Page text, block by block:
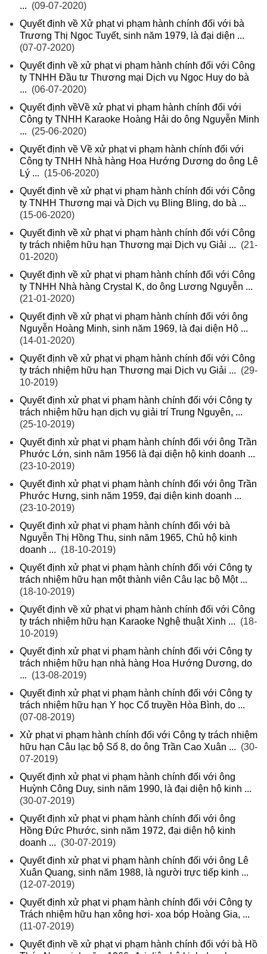
... (09-07-2020)
Quyết định về Xử phạt vi phạm hành chính đối với bà
Trương Thị Ngọc Tuyết, sinh năm 1979, là đại diện ...
(07-07-2020)
Quyết định về xử phạt vi phạm hành chính đối với Công
ty TNHH Đầu tư Thương mại Dịch vụ Ngọc Huy do bà
... (06-07-2020)
Quyết định vềVề xử phạt vi phạm hành chính đối với
Công ty TNHH Karaoke Hoàng Hải do ông Nguyễn Minh
... (25-06-2020)
Quyết định về Về xử phạt vi phạm hành chính đối với
Công ty TNHH Nhà hàng Hoa Hướng Dương do ông Lê
Lý ... (15-06-2020)
Quyết định về xử phạt vi phạm hành chính đối với Công
ty TNHH Thương mại và Dịch vụ Bling Bling, do bà ...
(15-06-2020)
Quyết định về xử phạt vi phạm hành chính đối với Công
ty trách nhiệm hữu hạn Thương mại Dịch vụ Giải ... (21-
01-2020)
Quyết định về xử phạt vi phạm hành chính đối với Công
ty TNHH Nhà hàng Crystal K, do ông Lương Nguyễn ...
(21-01-2020)
Quyết định về xử phạt vi phạm hành chính đối với ông
Nguyễn Hoàng Minh, sinh năm 1969, là đại diện Hộ ...
(14-01-2020)
Quyết định về xử phạt vi phạm hành chính đối với Công
ty trách nhiệm hữu hạn Thương mại Dịch vụ Giải ... (29-
10-2019)
Quyết định xử phạt vi phạm hành chính đối với Công ty
trách nhiệm hữu hạn dịch vụ giải trí Trung Nguyên, ...
(25-10-2019)
Quyết định xử phạt vi phạm hành chính đối với ông Trần
Phước Lớn, sinh năm 1956 là đại diện hộ kinh doanh ...
(23-10-2019)
Quyết định xử phạt vi phạm hành chính đối với ông Trần
Phước Hưng, sinh năm 1959, đại diện kinh doanh ...
(23-10-2019)
Quyết định xử phạt vi phạm hành chính đối với bà
Nguyễn Thị Hồng Thu, sinh năm 1965, Chủ hộ kinh
doanh ... (18-10-2019)
Quyết định xử phạt vi phạm hành chính đối với Công ty
trách nhiệm hữu hạn một thành viên Câu lạc bộ Một ...
(18-10-2019)
Quyết định về xử phạt vi phạm hành chính đối với Công
ty trách nhiệm hữu hạn Karaoke Nghệ thuật Xinh ... (18-
10-2019)
Quyết định xử phạt vi phạm hành chính đối với Công ty
trách nhiệm hữu hạn nhà hàng Hoa Hướng Dương, do
... (13-08-2019)
Quyết định xử phạt vi phạm hành chính đối với Công ty
trách nhiệm hữu hạn Y học Cổ truyền Hòa Bình, do ...
(07-08-2019)
Xử phạt vi phạm hành chính đối với Công ty trách nhiệm
hữu hạn Câu lạc bộ Số 8, do ông Trần Cao Xuân ... (30-
07-2019)
Quyết định xử phạt vi phạm hành chính đối với ông
Huỳnh Công Duy, sinh năm 1990, là đại diện hộ kinh ...
(30-07-2019)
Quyết định xử phạt vi phạm hành chính đối với ông
Hồng Đức Phước, sinh năm 1972, đại diện hộ kinh
doanh ... (30-07-2019)
Quyết định xử phạt vi phạm hành chính đối với ông Lê
Xuân Quang, sinh năm 1988, là người trực tiếp kinh ...
(12-07-2019)
Quyết định xử phạt vi phạm hành chính đối với Công ty
Trách nhiệm hữu hạn xông hơi- xoa bóp Hoàng Gia, ...
(11-07-2019)
Quyết định về xử phạt vi phạm hành chính đối với bà Hồ